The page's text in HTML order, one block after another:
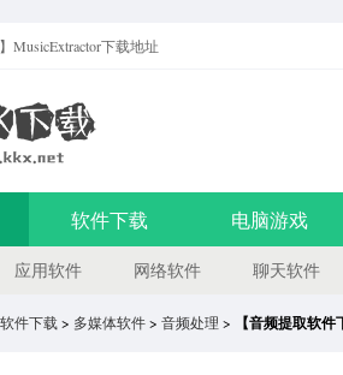
MusicExtractor下载地址
软件下载 电脑游戏
应用软件 网络软件 聊天软件
软件下载 > 多媒体软件> 音频处理 > 【音频提取软